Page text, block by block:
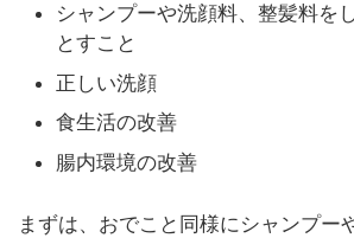
シャンプーや洗顔料、整髪料を
とすこと
正しい洗顔
食生活の改善
腸内環境の改善
まずは、おでこと同様にシャンプー